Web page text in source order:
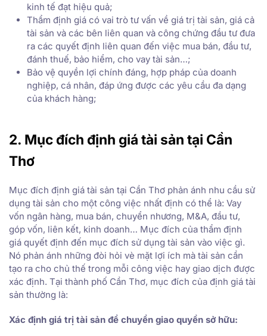
kinh tế đạt hiệu quả;
Thẩm định giá có vai trò tư vấn về giá trị tài sản, giá cả
tài sản và các bên liên quan và công chứng đầu tư đưa
ra các quyết định liên quan đến việc mua bán, đầu tư,
đánh thuế, bảo hiểm, cho vay tài sản…;
Bảo vệ quyền lợi chính đáng, hợp pháp của doanh
nghiệp, cá nhân, đáp ứng được các yêu cầu đa dạng
của khách hàng;
2. Mục đích định giá tài sản tại Cần
Thơ
Mục đích định giá tài sản tại Cần Thơ phản ánh nhu cầu sử
dụng tài sản cho một công việc nhất định có thể là: Vay
vốn ngân hàng, mua bán, chuyển nhương, M&A, đầu tư,
góp vốn, liên kết, kinh doanh… Mục đích của thẩm định
giá quyết định đến mục đích sử dụng tài sản vào việc gì.
Nó phản ánh những đòi hỏi vè mặt lợi ích mà tài sản cần
tạo ra cho chủ thế trong mỗi công việc hay giao dịch được
xác định. Tại thành phố Cần Thơ, mục đích của định giá tài
sản thường là:
Xác định giá trị tài sản để chuyển giao quyền sở hữu: